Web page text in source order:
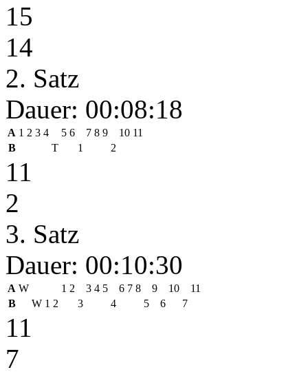
15
14
2. Satz
Dauer: 00:08:18
A 1 2 3 4 5 6 7 8 9 10 11
B
T 1 2
11
2
3. Satz
Dauer: 00:10:30
A W 1 2 3 4 5 6 7 8 9 10
11
B
W 1 2 3 4 5 6 7
11
7